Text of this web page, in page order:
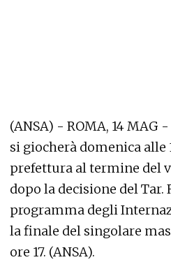
(ANSA) - ROMA, 14 MAG
si giocherà domenica alle
prefettura al termine del
dopo la decisione del
programma degli
la finale del singolare
ore 17. (ANSA).